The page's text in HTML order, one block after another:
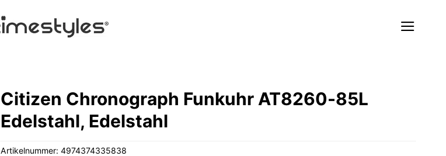
Citizen Chronograph Funkuhr AT8260-85L
Edelstahl, Edelstahl
Artikelnummer:4974374335838